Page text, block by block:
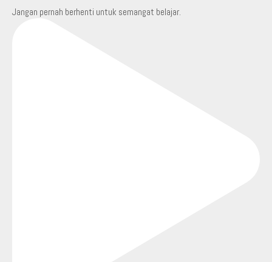
Jangan pernah berhenti untuk semangat belajar.